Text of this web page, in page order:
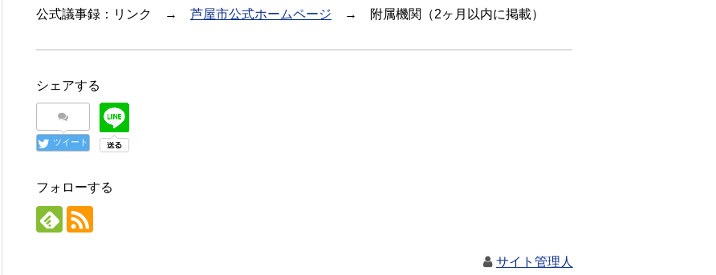
公式議事録：リンク → 芦屋市公式ホームページ → 附属機関（2ヶ月以内に掲載）
シェアする
ツイート
フォローする
サイト管理人